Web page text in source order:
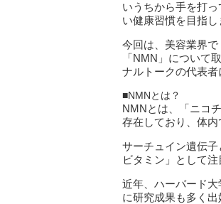
いうちから手を打
い健康習慣を目指し
今回は、美容業界
「NMN」について
ナルトークの代表者
■NMNとは？
NMNとは、「ニコ
存在しており、体内
サーチュイン遺伝
ビタミン」として注
近年、ハーバード
に研究成果も多く出